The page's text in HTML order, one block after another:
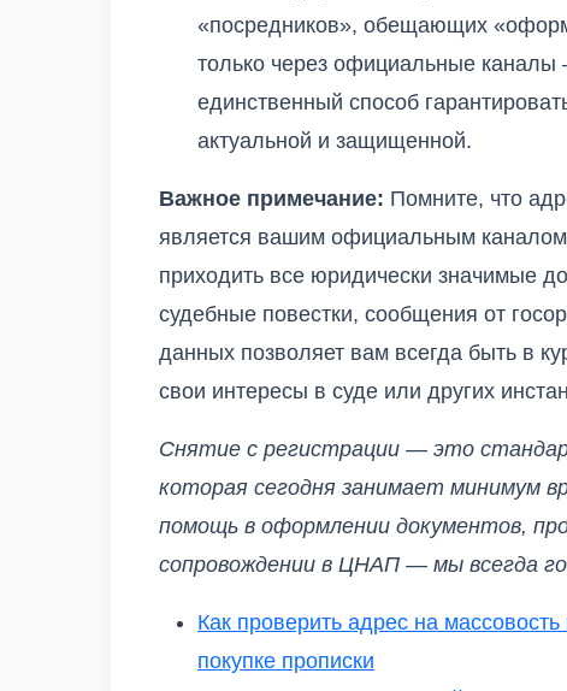
«посредников», обещающих
только через официальные
единственный способ
актуальной и защищенной.
Важное примечание: Помните, что
является вашим официальным
приходить все юридически значимые
судебные повестки, сообщения от
данных позволяет вам всегда быть в
свои интересы в суде или других
Снятие с регистрации — это
которая сегодня занимает минимум
помощь в оформлении документов,
сопровождении в ЦНАП — мы всегда
Как проверить адрес на
покупке прописки